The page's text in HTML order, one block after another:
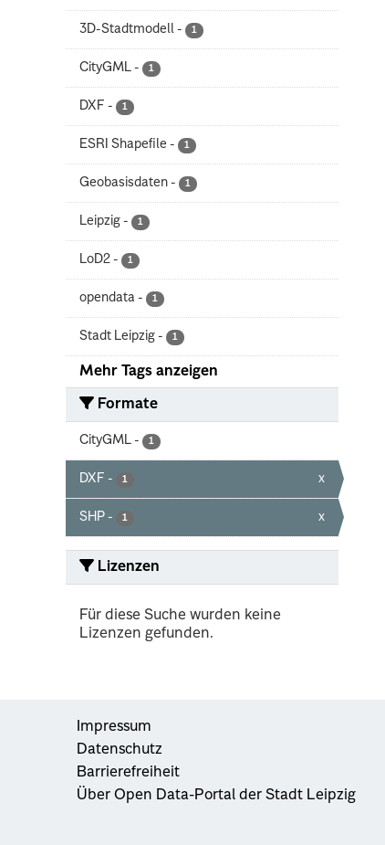
3D-Stadtmodell - 1
CityGML - 1
DXF - 1
ESRI Shapefile - 1
Geobasisdaten - 1
Leipzig - 1
LoD2 - 1
opendata - 1
Stadt Leipzig - 1
Mehr Tags anzeigen
Formate
CityGML - 1
DXF - 1 x
SHP - 1 x
Lizenzen
Für diese Suche wurden keine
Lizenzen gefunden.
Impressum
Datenschutz
Barrierefreiheit
Über Open Data-Portal der Stadt Leipzig